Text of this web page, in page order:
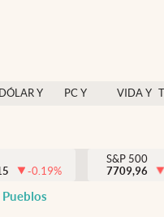
DÓLAR Y
PC Y
VIDA Y
México
-0.19%
S&P 500
7709,96
Pueblos